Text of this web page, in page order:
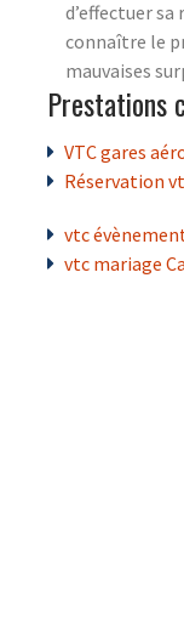
d’effectuer
connaître le
mauvaises
Prestations
VTC gares
Réservation
vtc
vtc mariage